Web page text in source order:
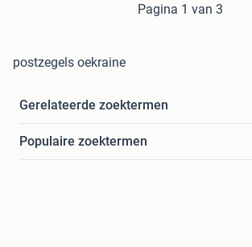
Pagina 1 van 3
postzegels oekraine
Gerelateerde zoektermen
Populaire zoektermen